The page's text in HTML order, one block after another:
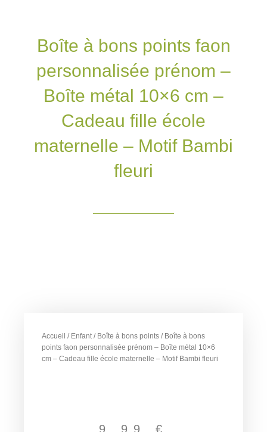
Boîte à bons points faon
personnalisée prénom –
Boîte métal 10×6 cm –
Cadeau fille école
maternelle – Motif Bambi
fleuri
Accueil / Enfant/ Boîte à bons points / Boîte à bons
points faon personnalisée prénom – Boîte métal 10×6
cm – Cadeau fille école maternelle – Motif Bambi fleuri
9,99 €